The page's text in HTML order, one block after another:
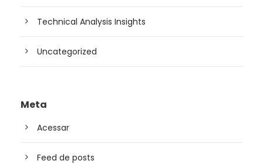
Technical Analysis Insights
Uncategorized
Meta
Acessar
Feed de posts